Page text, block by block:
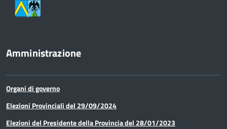
Amministrazione
Organi di governo
Elezioni Provinciali del 29/09/2024
Elezioni del Presidente della Provincia del 28/01/2023